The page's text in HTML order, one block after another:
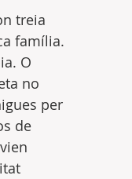
treia
família.
O
no
per
de